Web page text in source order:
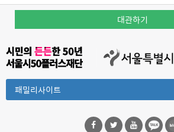
대관하기
패밀리사이트Toggle
Dropdown